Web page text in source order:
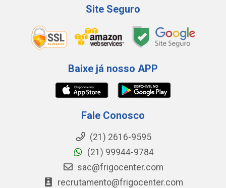
Site Seguro
Baixe já nosso APP
Fale Conosco
(21) 2616-9595
(21) 99944-9784
sac@frigocenter.com
recrutamento@frigocenter.com